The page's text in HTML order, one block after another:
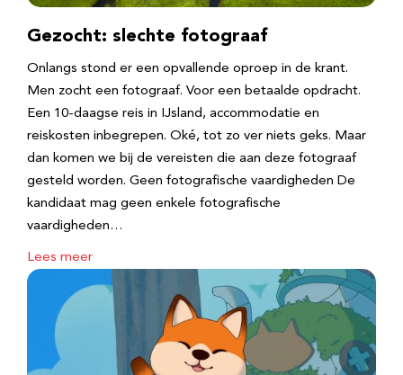
Gezocht: slechte fotograaf
Onlangs stond er een opvallende oproep in de krant.
Men zocht een fotograaf. Voor een betaalde opdracht.
Een 10-daagse reis in IJsland, accommodatie en
reiskosten inbegrepen. Oké, tot zo ver niets geks. Maar
dan komen we bij de vereisten die aan deze fotograaf
gesteld worden. Geen fotografische vaardigheden De
kandidaat mag geen enkele fotografische
vaardigheden…
Lees meer